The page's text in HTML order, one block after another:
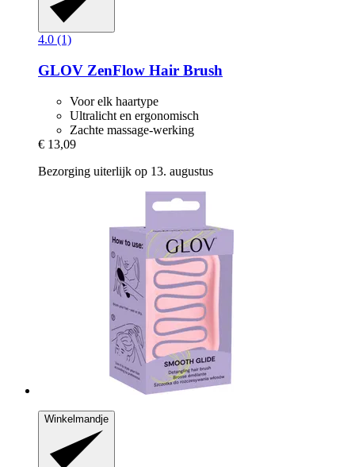
4.0 (1)
GLOV ZenFlow Hair Brush
Voor elk haartype
Ultralicht en ergonomisch
Zachte massage-werking
€ 13,09
Bezorging uiterlijk op 13. augustus
Winkelmandje